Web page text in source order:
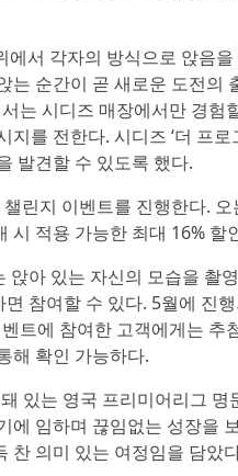
에서 각자의 방식으로 앉음
는 순간이 곧 새로운 도전의
는 시디즈 매장에서만 경
를 전한다. 시디즈 ‘더 프
발견할 수 있도록 했다.
린지 이벤트를 진행한다.
적용 가능한 최대 16% 할
앉아 있는 자신의 모습을 촬
참여할 수 있다. 5월에 진
트에 참여한 고객에게는
해 확인 가능하다.
있는 영국 프리미어리그
에 임하며 끊임없는 성장을
찬 의미 있는 여정임을 담았